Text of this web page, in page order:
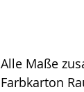
Alle Maße
Farbkarton